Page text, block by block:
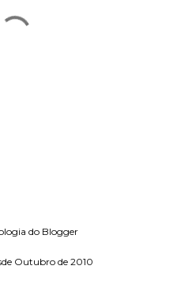
do Blogger
Outubro de 2010